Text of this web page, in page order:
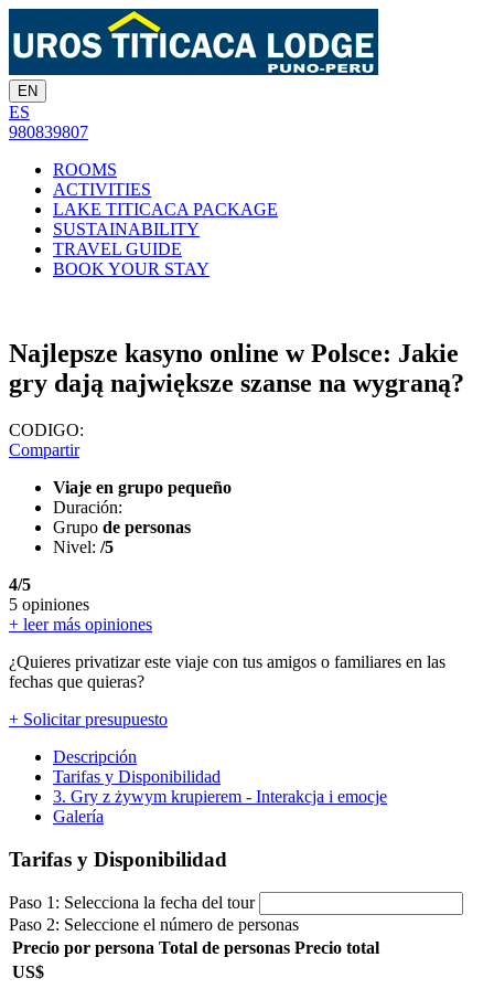
EN
ES
980839807
ROOMS
ACTIVITIES
LAKE TITICACA PACKAGE
SUSTAINABILITY
TRAVEL GUIDE
BOOK YOUR STAY
Najlepsze kasyno online w Polsce: Jakie
gry dają największe szanse na wygraną?
CODIGO:
Compartir
Viaje en grupo pequeño
Duración:
Grupo de personas
Nivel: /5
4/5
5 opiniones
+ leer más opiniones
¿Quieres privatizar este viaje con tus amigos o familiares en las
fechas que quieras?
+ Solicitar presupuesto
Descripción
Tarifas y Disponibilidad
3. Gry z żywym krupierem - Interakcja i emocje
Galería
Tarifas y Disponibilidad
Paso 1: Selecciona la fecha del tour
Paso 2: Seleccione el número de personas
Precio por persona Total de personas Precio total
US$